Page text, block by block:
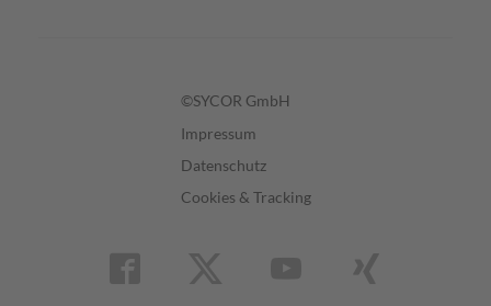
©SYCOR GmbH
Impressum
Datenschutz
Cookies & Tracking